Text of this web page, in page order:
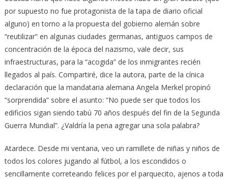
por supuesto no fue protagonista de la tapa de diario oficial
alguno) en torno a la propuesta del gobierno alemán sobre
“reutilizar” en algunas ciudades germanas, antiguos campos de
concentración de la época del nazismo, vale decir, sus
infraestructuras, para la “acogida” de los inmigrantes recién
llegados al país. Compartiré, dice la autora, parte de la cínica
declaración que la mandataria alemana Angela Merkel propinó
“sorprendida” sobre el asunto: “No puede ser que todos los
edificios sigan siendo tabú 70 años después del fin de la Segunda
Guerra Mundial”. ¿Valdría la pena agregar una sola palabra?
Atardece. Desde mi ventana, veo un ramillete de niñas y niños de
todos los colores jugando al fútbol, a los escondidos o
sencillamente correteando felices por el parquecito, ajenos a toda